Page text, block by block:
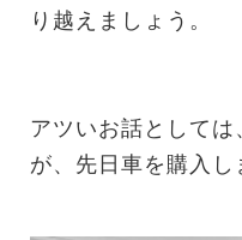
り越えましょう。
アツいお話として
が、先日車を購入し